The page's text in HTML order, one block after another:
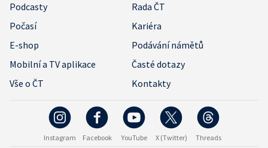
Podcasty
Rada ČT
Počasí
Kariéra
E-shop
Podávání námětů
Mobilní a TV aplikace
Časté dotazy
Vše o ČT
Kontakty
Instagram Facebook YouTube X (Twitter) Threads